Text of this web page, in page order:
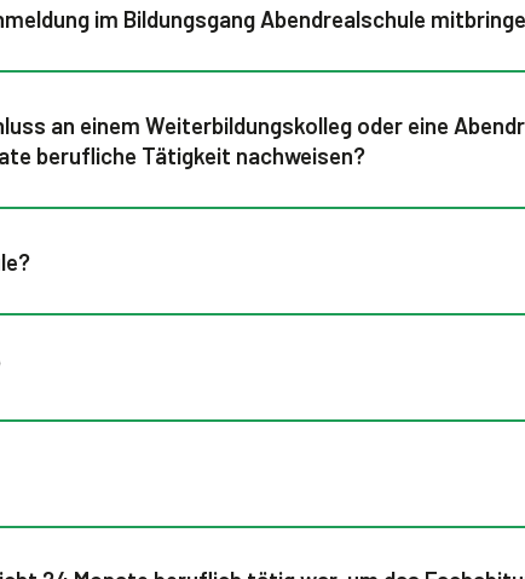
im Bildungsgang Abendrealschule
an einem Weiterbildungskolleg oder eine
berufliche Tätigkeit nachweisen?